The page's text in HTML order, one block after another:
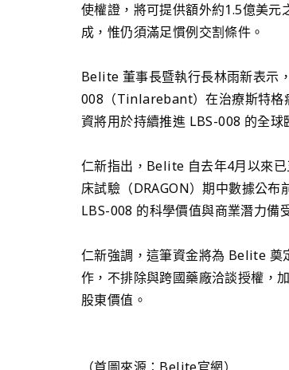
使權證，將可提供額外約1.5億美
成，惟仍須滿足慣例交割條件。
Belite 董事長暨執行長林雨新表示
008（Tinlarebant）在治療斯特格
資將用於持續推進 LBS-008 的全
仁新指出，Belite 自去年4月以來
床試驗（DRAGON）期中數據公
LBS-008 的科學價值與商業潛力備
仁新強調，這筆資金將為 Belite 奠
作，不排除與跨國藥廠洽談授權，
股東價值。